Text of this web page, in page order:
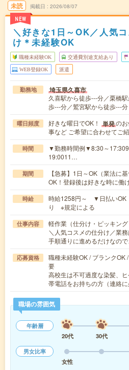
未読
NEW
掲載日 2026/08/07
＼好きな1日～OK／人気
け＊未経験OK
職種未経験OK 交通費別途支給あり
WEB登録OK 派遣
勤務地 埼玉県久喜市
久喜駅から徒歩---分／栗橋
歩---分／鷲宮駅から徒歩---分
曜日頻度 好きな曜日でOK！ 単発の
事など ご希望に合わせてご
時間
▼勤務時間例▼8:30～
19:0011…
期間
【急募】1日～OK（業法に
OK！登録後は好きな時に働
時給
時給1258円～ ▼日払いOK
り ※規定による
仕事内容
軽作業（仕分け・ピッキング
＼人気コスメの仕分け／業
手順通りに進めるだけなの
応募資格
職種未経験OK / ブランクOK
要
高校生は不可過度な染髪、
帯電話をお持ちの方（連絡
職場の雰囲気
年齢層
20代
30代
男女比率
女性